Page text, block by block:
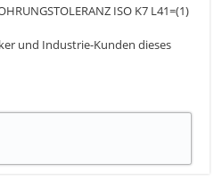
ISO K7 L41=(1)
und Industrie-Kunden dieses